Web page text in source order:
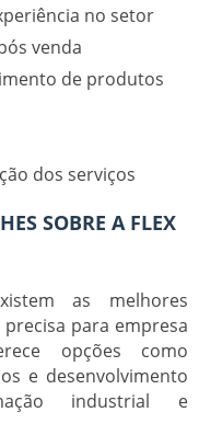
no setor
venda
de produtos
dos serviços
SOBRE A FLEX
as melhores
para empresa
opções como
e desenvolvimento
industrial e